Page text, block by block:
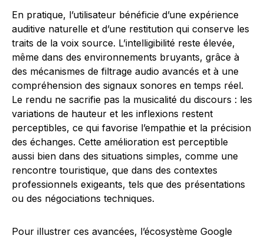
En pratique, l’utilisateur bénéficie d’une expérience
auditive naturelle et d’une restitution qui conserve les
traits de la voix source. L’intelligibilité reste élevée,
même dans des environnements bruyants, grâce à
des mécanismes de filtrage audio avancés et à une
compréhension des signaux sonores en temps réel.
Le rendu ne sacrifie pas la musicalité du discours : les
variations de hauteur et les inflexions restent
perceptibles, ce qui favorise l’empathie et la précision
des échanges. Cette amélioration est perceptible
aussi bien dans des situations simples, comme une
rencontre touristique, que dans des contextes
professionnels exigeants, tels que des présentations
ou des négociations techniques.
Pour illustrer ces avancées, l’écosystème Google